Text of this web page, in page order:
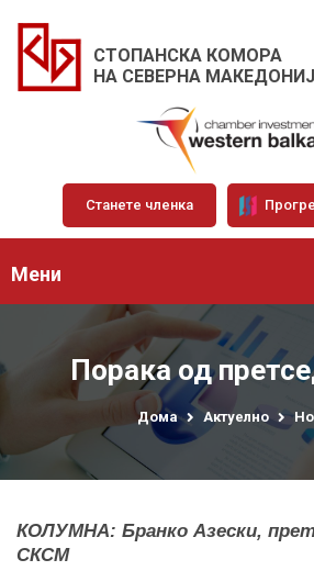
СТОПАНСКА КОМОРА
НА СЕВЕРНА
Станете членка
Мени
Порака од
Дома Актуелно
КОЛУМНА: Бранко Азески,
СКСМ